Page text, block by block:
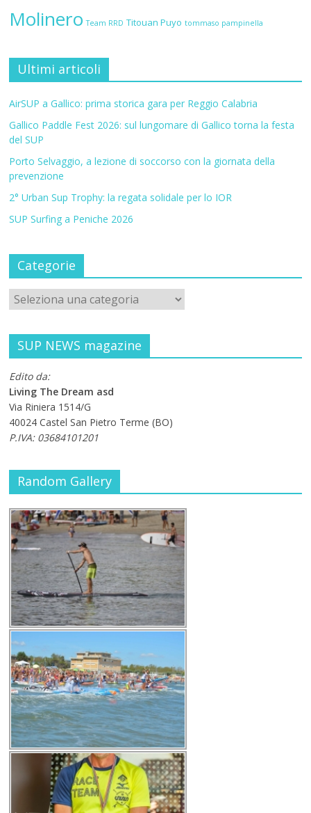
Molinero Team RRD Titouan Puyo tommaso pampinella
Ultimi articoli
AirSUP a Gallico: prima storica gara per Reggio Calabria
Gallico Paddle Fest 2026: sul lungomare di Gallico torna la festa
del SUP
Porto Selvaggio, a lezione di soccorso con la giornata della
prevenzione
2° Urban Sup Trophy: la regata solidale per lo IOR
SUP Surfing a Peniche 2026
Categorie
SUP NEWS magazine
Edito da:
Living The Dream asd
Via Riniera 1514/G
40024 Castel San Pietro Terme (BO)
P.IVA: 03684101201
Random Gallery